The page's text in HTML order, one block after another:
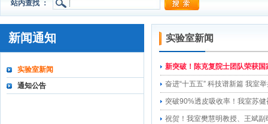
站内查找 ：
新闻通知
实验室新闻
通知公告
实验室新闻
新突破！陈克复院士团队荣获
奋进“十五五” 科技谱新篇 我室
突破90%透皮吸收率！我室苏
祝贺！我室樊慧明教授、王斌